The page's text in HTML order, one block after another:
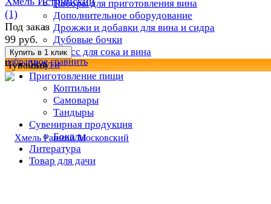
Наборы для приготовления вина
Дополнительное оборудование
Дрожжи и добавки для вина и сидра
Дубовые бочки
Пресс для сока и вина
Услуги
Приготовление пищи
Коптильни
Самовары
Тандыры
Сувенирная продукция
Бокалы
Литература
Товар для дачи
избранное сравнить
(1)
Под заказ
99 руб.
Чувашия